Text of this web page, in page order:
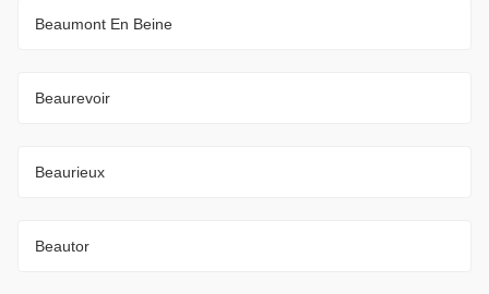
Beaumont En Beine
Beaurevoir
Beaurieux
Beautor